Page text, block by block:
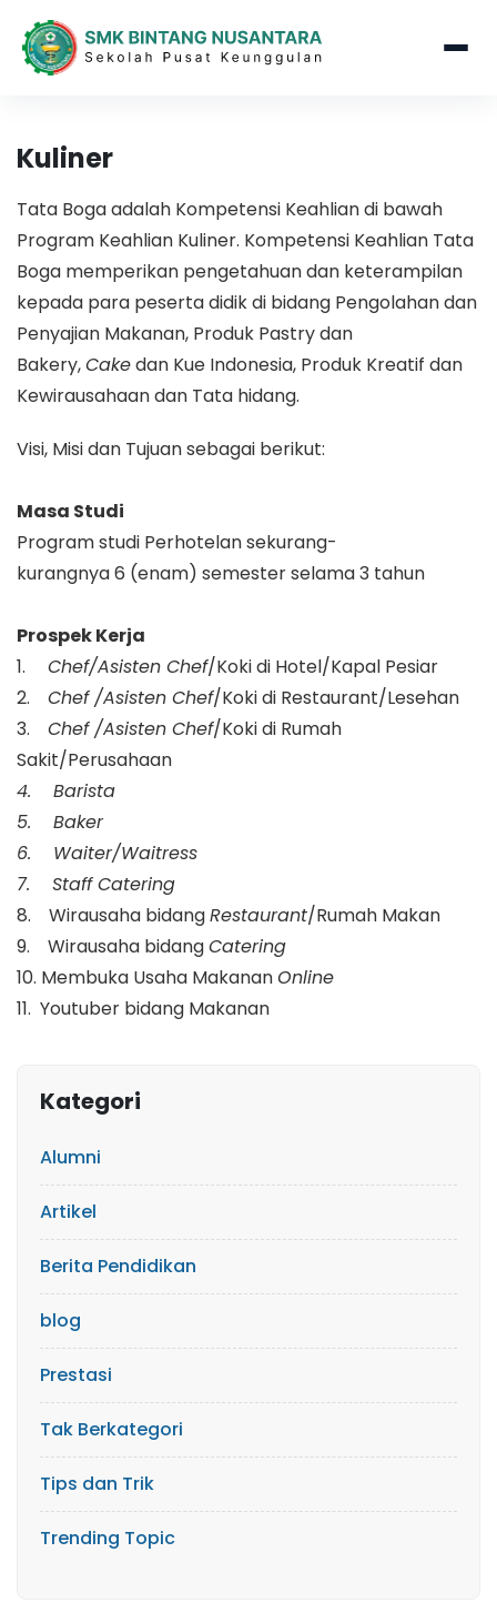
Kuliner
Tata Boga adalah Kompetensi Keahlian di bawah
Program Keahlian Kuliner. Kompetensi Keahlian Tata
Boga memperikan pengetahuan dan keterampilan
kepada para peserta didik di bidang Pengolahan dan
Penyajian Makanan, Produk Pastry dan
Bakery,Cakedan Kue Indonesia, Produk Kreatif dan
Kewirausahaan dan Tata hidang.
Visi, Misi dan Tujuan sebagai berikut:
Masa Studi
Program studi Perhotelan sekurang-
kurangnya 6 (enam) semester selama 3 tahun
Prospek Kerja
1. Chef/Asisten Chef/Koki di Hotel/Kapal Pesiar
2. Chef /Asisten Chef/Koki di Restaurant/Lesehan
3. Chef /Asisten Chef/Koki di Rumah
Sakit/Perusahaan
4. Barista
5. Baker
6. Waiter/Waitress
7. Staff Catering
8. Wirausaha bidangRestaurant/Rumah Makan
9. Wirausaha bidangCatering
10. Membuka Usaha MakananOnline
11. Youtuber bidang Makanan
Kategori
Alumni
Artikel
Berita Pendidikan
blog
Prestasi
Tak Berkategori
Tips dan Trik
Trending Topic